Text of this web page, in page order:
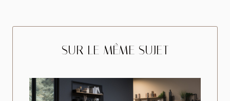
SUR LE MÊME SUJET